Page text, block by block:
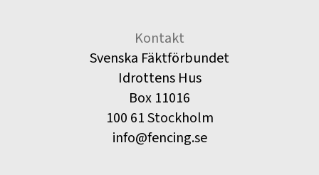
Kontakt
Svenska Fäktförbundet
Idrottens Hus
Box 11016
100 61 Stockholm
info@fencing.se